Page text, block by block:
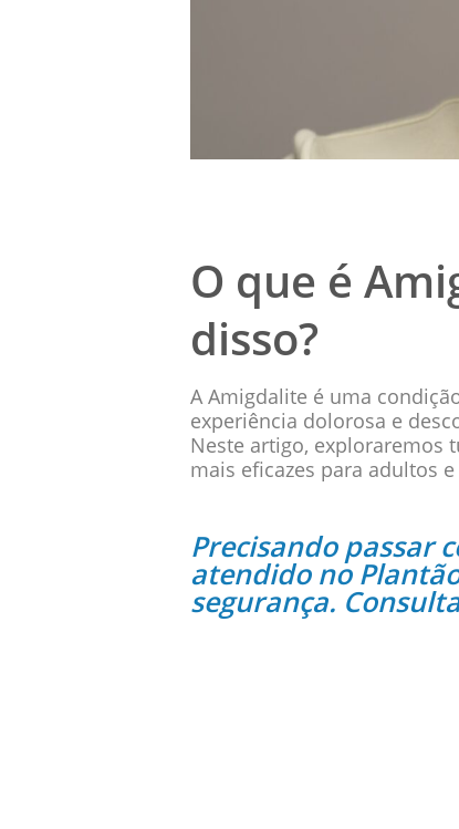
O que é
disso?
A Amigdalite é uma
experiência dolorosa e
Neste artigo, exploraremos
mais eficazes para adultos
Precisando passar
atendido no
segurança.